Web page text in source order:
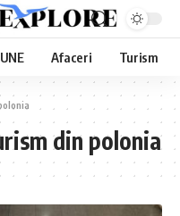
Afaceri Turism
din polonia